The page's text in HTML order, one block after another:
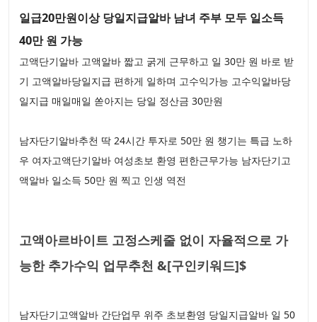
일급20만원이상 당일지급알바 남녀 주부 모두 일소득
40만 원 가능
고액단기알바 고액알바 짧고 굵게 근무하고 일 30만 원 바로 받
기 고액알바당일지급 편하게 일하며 고수익가능 고수익알바당
일지급 매일매일 쏟아지는 당일 정산금 30만원
남자단기알바추천 딱 24시간 투자로 50만 원 챙기는 특급 노하
우 여자고액단기알바 여성초보 환영 편한근무가능 남자단기고
액알바 일소득 50만 원 찍고 인생 역전
고액아르바이트 고정스케줄 없이 자율적으로 가
능한 추가수익 업무추천 &[구인키워드]$
남자단기고액알바 간단업무 위주 초보환영 당일지급알바 일 50